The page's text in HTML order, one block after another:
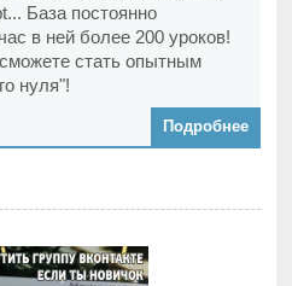
База постоянно
в ней более 200 уроков!
стать опытным
нуля"!
Подробнее